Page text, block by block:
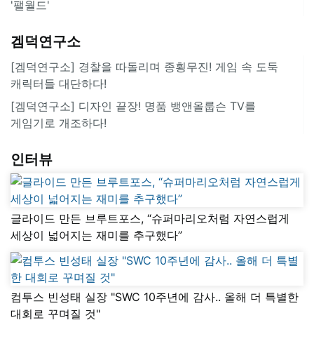
'팰월드'
겜덕연구소
[겜덕연구소] 경찰을 따돌리며 종횡무진! 게임 속 도둑
캐릭터들 대단하다!
[겜덕연구소] 디자인 끝장! 명품 뱅앤올룹슨 TV를
게임기로 개조하다!
인터뷰
글라이드 만든 브루트포스, “슈퍼마리오처럼 자연스럽게
세상이 넓어지는 재미를 추구했다”
컴투스 빈성태 실장 "SWC 10주년에 감사.. 올해 더 특별한
대회로 꾸며질 것"